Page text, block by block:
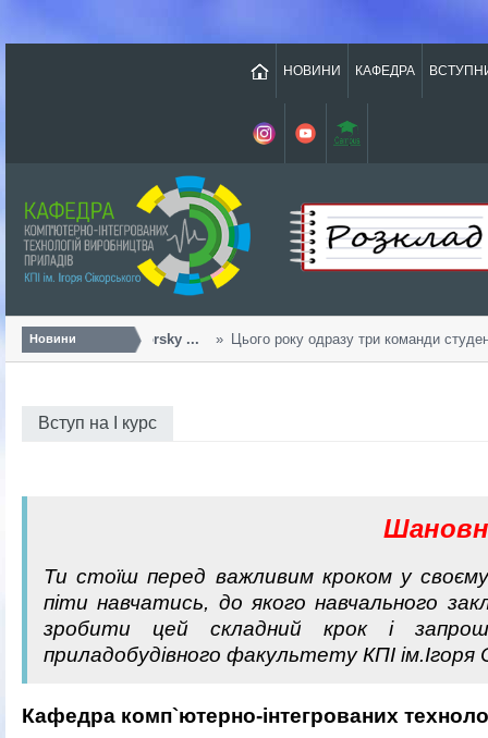
НОВИНИ КАФЕДРА
Новини
Урожайний «Sikorsky ... Цього року одразу три команди
Вступ на І курс
Ти стоїш перед важливим кроком у
піти навчатись, до якого навчального
зробити цей складний крок і
приладобудівного факультетуКПІ ім.Ігоря
Кафедра комп`ютерно-інтегрованих